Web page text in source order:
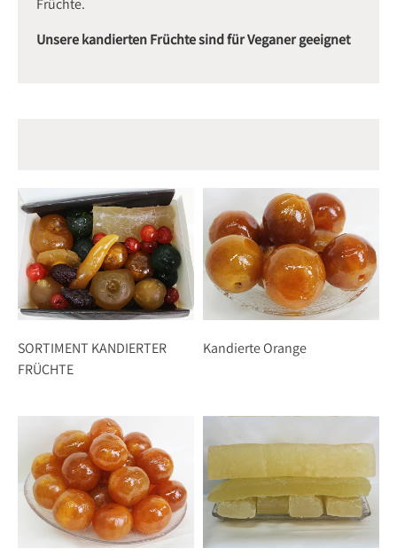
Früchte.
Unsere kandierten Früchte sind für Veganer geeignet
SORTIMENT KANDIERTER
FRÜCHTE
Kandierte Orange